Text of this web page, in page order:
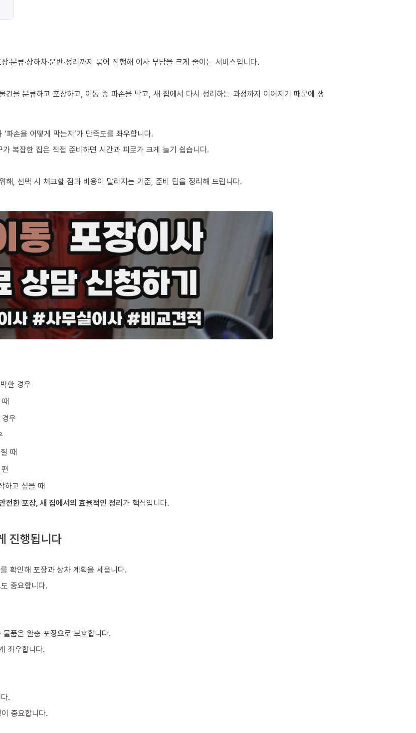
분류·상하차·운반·정리까지 묶어 진행해 이사 부담을 크게 줄이는 서비스입니다.
을 분류하고 포장하고, 이동 중 파손을 막고, 새 집에서 다시 정리하는 과정까지 이어지기 때문에 생
‘파손을 어떻게 막는지’가 만족도를 좌우합니다.
복잡한 집은 직접 준비하면 시간과 피로가 크게 늘기 쉽습니다.
해, 선택 시 체크할 점과 비용이 달라지는 기준, 준비 팁을 정리해 드립니다.
한 경우
우
때
하고 싶을 때
전한 포장, 새 집에서의 효율적인 정리가 핵심입니다.
진행됩니다
확인해 포장과 상차 계획을 세웁니다.
중요합니다.
품은 완충 포장으로 보호합니다.
좌우합니다.
.
중요합니다.